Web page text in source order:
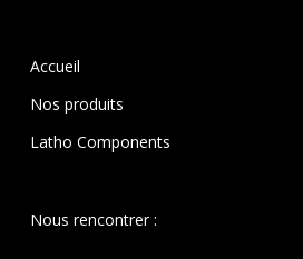
Accueil
Nos produits
Latho Components
Nous rencontrer :